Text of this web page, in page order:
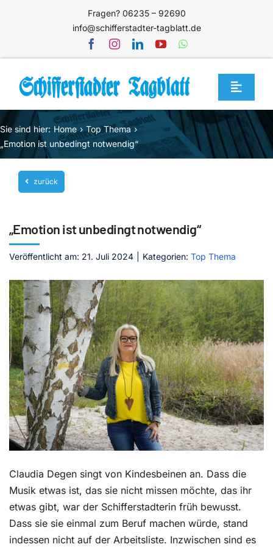
Fragen? 06235 – 92690
info@schifferstadter-tagblatt.de
Toggle
Home
Themen
Blog
Unternehmen
Mediathek
Kontakt
Sie sind hier: Home
Top Thema
„Emotion ist unbedingt notwendig“
zurück
„Emotion ist unbedingt notwendig“
Veröffentlicht am: 21. Juli 2024 Kategorien: Top Thema
Claudia Degen singt von Kindesbeinen an. Dass die
Musik etwas ist, das sie nicht missen möchte, das ihr
etwas gibt, war der Schifferstadterin früh bewusst.
Dass sie sie einmal zum Beruf machen würde, stand
indessen nicht auf der Arbeitsliste. Inzwischen sind es